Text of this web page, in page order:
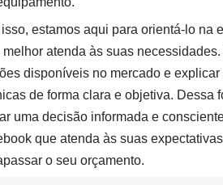
isso, estamos aqui para orientá-lo na
melhor atenda às suas
disponíveis no mercado e
de forma clara e objetiva. Dessa
uma decisão informada e
que atenda às suas
o seu orçamento.